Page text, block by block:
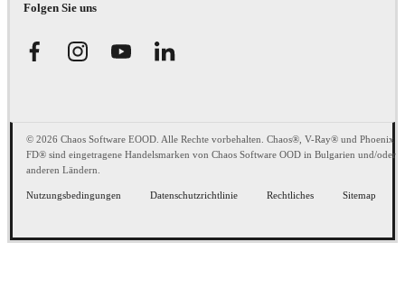
Folgen Sie uns
© 2026 Chaos Software EOOD. Alle Rechte vorbehalten. Chaos®, V-Ray® und Phoenix
FD® sind eingetragene Handelsmarken von Chaos Software OOD in Bulgarien und/oder
anderen Ländern.
Nutzungsbedingungen Datenschutzrichtlinie Rechtliches Sitemap